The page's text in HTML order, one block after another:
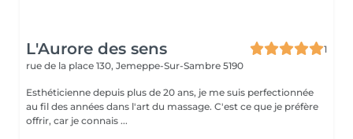
L'Aurore des sens
1
rue de la place 130, Jemeppe-Sur-Sambre 5190
Esthéticienne depuis plus de 20 ans, je me suis perfectionnée
au fil des années dans l'art du massage. C'est ce que je préfère
offrir, car je connais ...